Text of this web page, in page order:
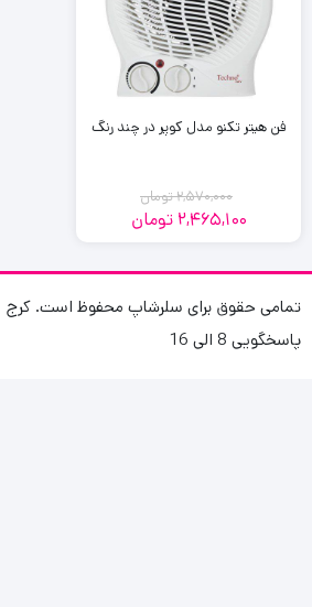
فن هیتر تکنو مدل کوپر در چند رنگ
2,570,000تومان
تومان
بود.
2,465,100 تومان
تومان.
پاسخگویی 8 الی 16